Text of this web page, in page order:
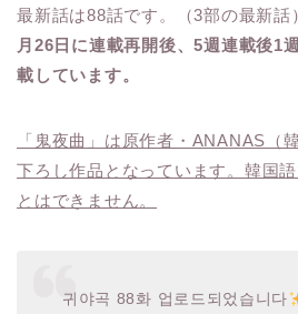
最新話は88話です。（3部の最新話
月26日に連載再開後、5週連載後1
載しています。
「鬼夜曲」は原作者・ANANAS（
下ろし作品となっています。韓国
とはできません。
귀야곡 88화 업로드되었습니다